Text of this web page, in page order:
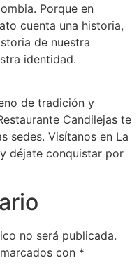
Porque en
cuenta una historia,
de nuestra
identidad.
de tradición y
Candilejas te
sedes. Visítanos en La
déjate conquistar por
no será publicada.
con *